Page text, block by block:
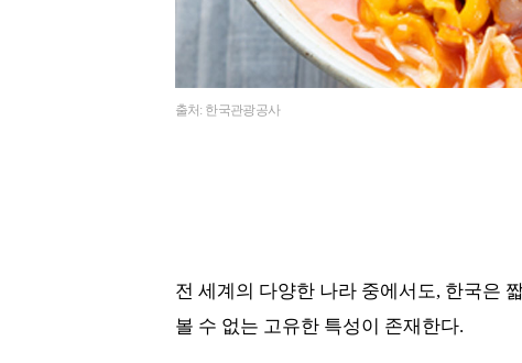
출처: 한국관광공사
전 세계의 다양한 나라 중에서도, 한국은
볼 수 없는 고유한 특성이 존재한다.